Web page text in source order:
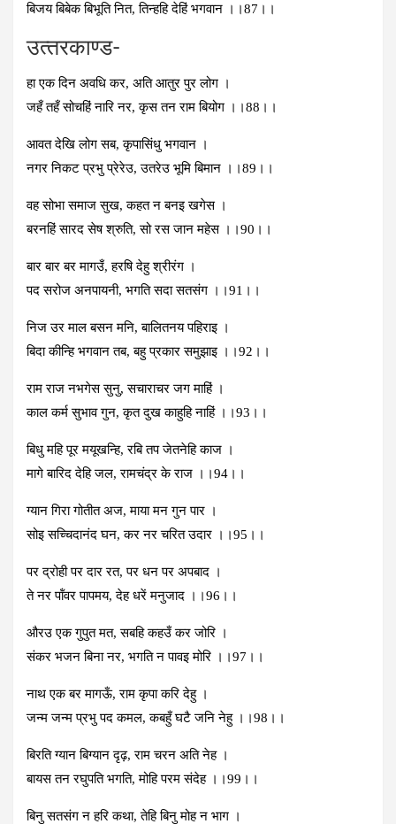
बिजय बिबेक बिभूति नित, तिन्‍हहि देहिं भगवान ।।87।।
उत्‍तरकाण्‍ड-
हा एक दिन अवधि कर, अति आतुर पुर लोग ।
जहँ तहँ सोचहिं नारि नर, कृस तन राम बियोग ।।88।।
आवत देखि लोग सब, कृपासिंधु भगवान ।
नगर निकट प्रभु प्रेरेउ, उतरेउ भूमि बिमान ।।89।।
वह सोभा समाज सुख, कहत न बनइ खगेस ।
बरनहिं सारद सेष श्रुति, सो रस जान महेस ।।90।।
बार बार बर मागउँ, हरषि देहु श्रीरंग ।
पद सरोज अनपायनी, भगति सदा सतसंग ।।91।।
निज उर माल बसन मनि, बालितनय पहिराइ ।
बिदा कीन्हि भगवान तब, बहु प्रकार समुझाइ ।।92।।
राम राज नभगेस सुनु, सचाराचर जग माहिं ।
काल कर्म सुभाव गुन, कृत दुख काहुहि नाहिं ।।93।।
बिधु महि पूर मयूखन्हि, रबि तप जेतनेहि काज ।
मागे बारिद देहि जल, रामचंद्र के राज ।।94।।
ग्‍यान गिरा गोतीत अज, माया मन गुन पार ।
सोइ सच्चिदानंद घन, कर नर चरित उदार ।।95।।
पर द्रोही पर दार रत, पर धन पर अपबाद ।
ते नर पॉंवर पापमय, देह धरें मनुजाद ।।96।।
औरउ एक गुपुत मत, सबहि कहउँ कर जोरि ।
संकर भजन बिना नर, भगति न पावइ मोरि ।।97।।
नाथ एक बर मागऊँ, राम कृपा करि देहु ।
जन्‍म जन्‍म प्रभु पद कमल, कबहुँ घटै जनि नेहु ।।98।।
बिरति ग्‍यान बिग्‍यान दृढ़, राम चरन अति नेह ।
बायस तन रघुपति भगति, मोहि परम संदेह ।।99।।
बिनु सतसंग न हरि कथा, तेहि बिनु मोह न भाग ।